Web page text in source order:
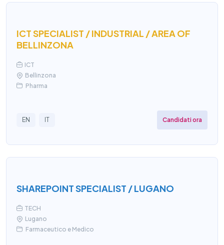
ICT SPECIALIST / INDUSTRIAL / AREA OF
BELLINZONA
ICT
Bellinzona
Pharma
EN IT Candidati ora
SHAREPOINT SPECIALIST / LUGANO
TECH
Lugano
Farmaceutico e Medico